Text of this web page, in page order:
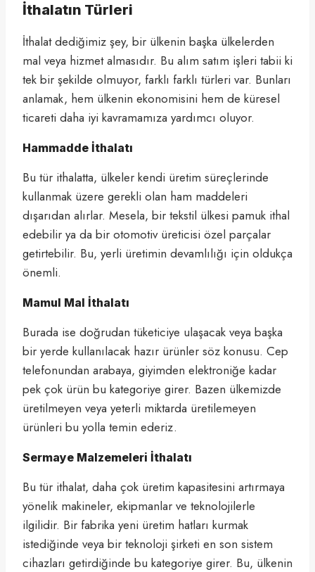
İthalatın Türleri
İthalat dediğimiz şey, bir ülkenin başka ülkelerden
mal veya hizmet almasıdır. Bu alım satım işleri tabii ki
tek bir şekilde olmuyor, farklı farklı türleri var. Bunları
anlamak, hem ülkenin ekonomisini hem de küresel
ticareti daha iyi kavramamıza yardımcı oluyor.
Hammadde İthalatı
Bu tür ithalatta, ülkeler kendi üretim süreçlerinde
kullanmak üzere gerekli olan ham maddeleri
dışarıdan alırlar. Mesela, bir tekstil ülkesi pamuk ithal
edebilir ya da bir otomotiv üreticisi özel parçalar
getirtebilir. Bu, yerli üretimin devamlılığı için oldukça
önemli.
Mamul Mal İthalatı
Burada ise doğrudan tüketiciye ulaşacak veya başka
bir yerde kullanılacak hazır ürünler söz konusu. Cep
telefonundan arabaya, giyimden elektroniğe kadar
pek çok ürün bu kategoriye girer. Bazen ülkemizde
üretilmeyen veya yeterli miktarda üretilemeyen
ürünleri bu yolla temin ederiz.
Sermaye Malzemeleri İthalatı
Bu tür ithalat, daha çok üretim kapasitesini artırmaya
yönelik makineler, ekipmanlar ve teknolojilerle
ilgilidir. Bir fabrika yeni üretim hatları kurmak
istediğinde veya bir teknoloji şirketi en son sistem
cihazları getirdiğinde bu kategoriye girer. Bu, ülkenin